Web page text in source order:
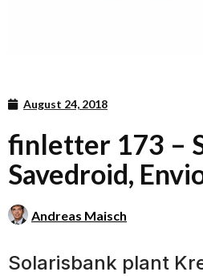
August 24, 2018
finletter 173 –
Savedroid,
Andreas Maisch
Solarisbank plant